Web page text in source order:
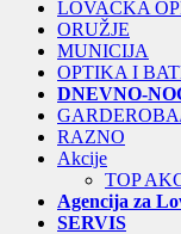
LOVAČKA
ORUŽJE
MUNICIJA
OPTIKA I
DNEVNO-
RAZNO
Akcije
TOP
Agencija za
SERVIS